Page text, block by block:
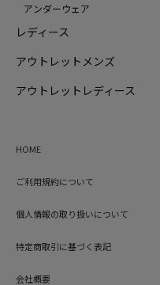
アンダーウェア
レディース
アウトレットメンズ
アウトレットレディース
HOME
ご利用規約について
個人情報の取り扱いについて
特定商取引に基づく表記
会社概要